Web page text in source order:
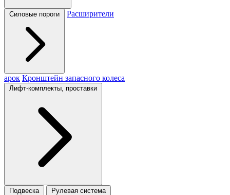
Силовые пороги Расширители
арок Кронштейн запасного колеса
Лифт-комплекты, проставки
Подвеска Рулевая система